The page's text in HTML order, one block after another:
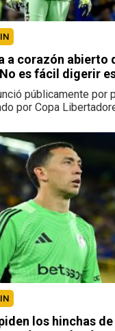
a corazón abierto
es fácil digerir
públicamente por
por Copa
los hinchas